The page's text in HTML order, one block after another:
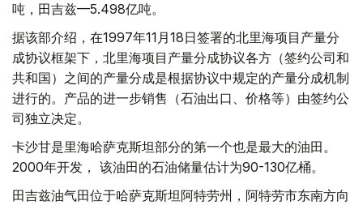
吨，田吉兹—5.498亿吨。
据该部介绍，在1997年11月18日签署的北里海项目产量分
成协议框架下，北里海项目产量分成协议各方（签约公司和
共和国）之间的产量分成是根据协议中规定的产量分成机制
进行的。产品的进一步销售（石油出口、价格等）由签约公
司独立决定。
卡沙甘是里海哈萨克斯坦部分的第一个也是最大的油田。
2000年开发， 该油田的石油储量估计为90-130亿桶。
田吉兹油气田位于哈萨克斯坦阿特劳州，阿特劳市东南方向